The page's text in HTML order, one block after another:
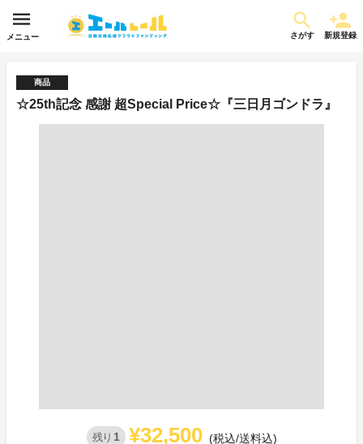
メニュー さがす 新規登録
商品
☆25th記念 感謝 超Special Price☆『三日月ゴンドラ』
残り 1 ¥32,500 (税込/送料込)